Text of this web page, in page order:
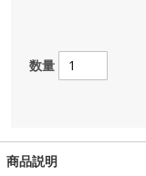
数量
商品説明